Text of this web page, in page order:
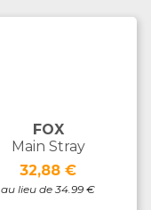
FOX
Main Stray
Prix
32,88 €
au lieu de 34.99 €